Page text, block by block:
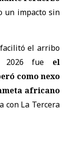
un impacto sin
el arribo
2026 fue el
como nexo
africano
con La Tercera